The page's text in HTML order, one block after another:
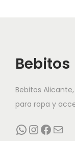
familiar,
Bebitos
Bebitos
para ropa y
WhatsApp InstagramFacebook Correo electrónico